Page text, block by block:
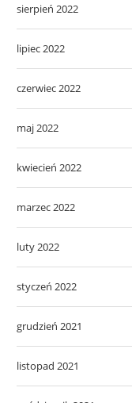
sierpień 2022
lipiec 2022
czerwiec 2022
maj 2022
kwiecień 2022
marzec 2022
luty 2022
styczeń 2022
grudzień 2021
listopad 2021